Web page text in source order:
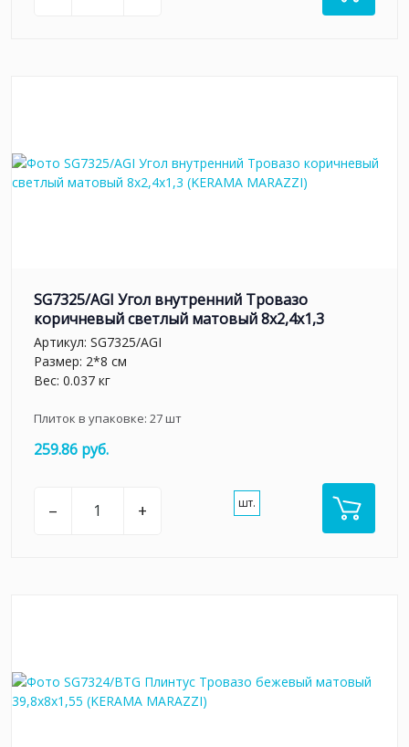
SG7325/AGI Угол внутренний Тровазо
коричневый светлый матовый 8x2,4x1,3
Артикул: SG7325/AGI
Размер: 2*8 см
Вес: 0.037 кг
Плиток в упаковке: 27шт
259.86 руб.
– + шт.